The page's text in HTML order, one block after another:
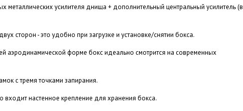
металлических усилителя днища + дополнительный центральный усилитель (в
сторон - это удобно при загрузке и установке/снятии бокса.
аэродинамической форме бокс идеально смотрится на современных
с тремя точками запирания.
входит настенное крепление для хранения бокса.